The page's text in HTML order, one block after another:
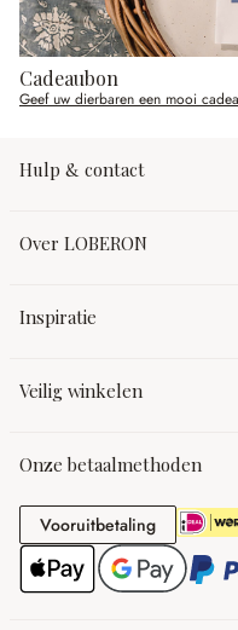
Cadeaubon
Geef uw dierbaren een mooi
Hulp & contact
Over LOBERON
Inspiratie
Veilig winkelen
Onze betaalmethoden
Vooruitbetaling